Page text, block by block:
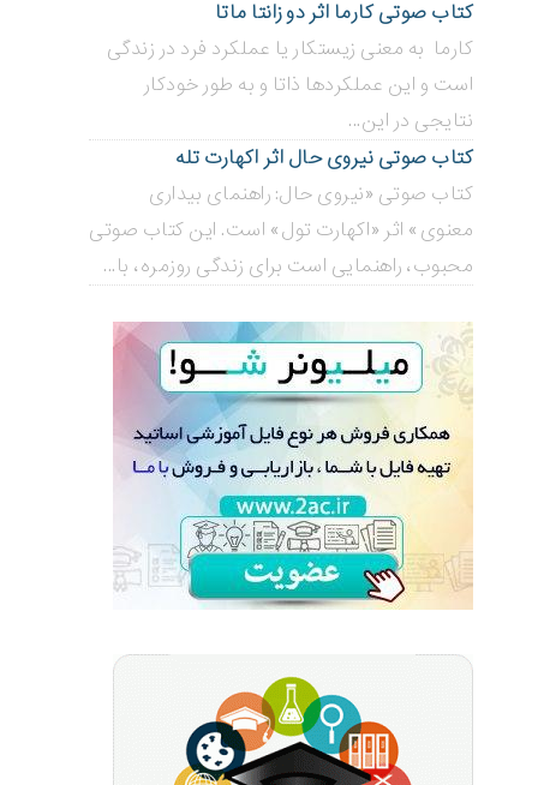
کتاب صوتی کارما اثر دو زانتا ماتا
کارما به معنی زیستکار یا عملکرد فرد در زندگی
است و این عملکردها ذاتا و به طور خودکار
نتایجی در این...
کتاب صوتی نیروی حال اثر اکهارت تله
کتاب صوتی «نیروی حال: راهنمای بیداری
معنوی» اثر «اکهارت تول» است. این کتاب صوتی
محبوب، راهنمایی است برای زندگی روزمره، با...